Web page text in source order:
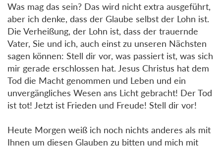
Was mag das sein? Das wird nicht extra ausgeführt,
aber ich denke, dass der Glaube selbst der Lohn ist.
Die Verheißung, der Lohn ist, dass der trauernde
Vater, Sie und ich, auch einst zu unseren Nächsten
sagen können: Stell dir vor, was passiert ist, was sich
mir gerade erschlossen hat. Jesus Christus hat dem
Tod die Macht genommen und Leben und ein
unvergängliches Wesen ans Licht gebracht! Der Tod
ist tot! Jetzt ist Frieden und Freude! Stell dir vor!
Heute Morgen weiß ich noch nichts anderes als mit
Ihnen um diesen Glauben zu bitten und mich mit